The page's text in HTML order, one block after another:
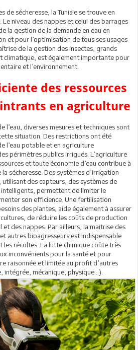
de sécheresse, la Tunisie se trouve en
niveau des nappes et celui des barrages
la gestion de la demande en eau en
et pour l’optimisation de tous ses usages
de la gestion des insectes, grands
climatique, est également importante pour
et l’environnement.
des ressources
en agriculture
l’eau, diverses mesures et techniques sont
situation. Des restrictions ont été
l’eau potable et en agriculture
périmètres publics irrigués. L’agriculture
et toute économie d’eau contribue à
sécheresse. Des systèmes d’irrigation
des capteurs, des systèmes de
permettent de limiter le
son efficience. Une fertilisation
des plantes, aide également à assurer
de réduire les coûts de production
et des nappes. Par ailleurs, la maitrise des
autres bioagresseurs est indispensable
récoltes. La lutte chimique coûte très
inconvénients pour la santé et pour
raisonnée et limitée au profit d’autres
mécanique, physique…).